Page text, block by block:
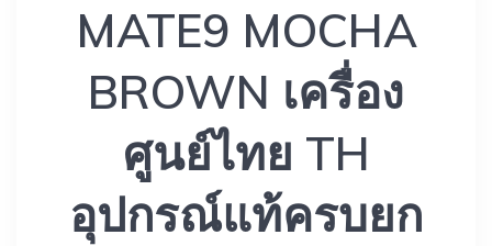
MATE9 MOCHA
BROWN เครื่อง
ศูนย์ไทย TH
อุปกรณ์แท้ครบยก